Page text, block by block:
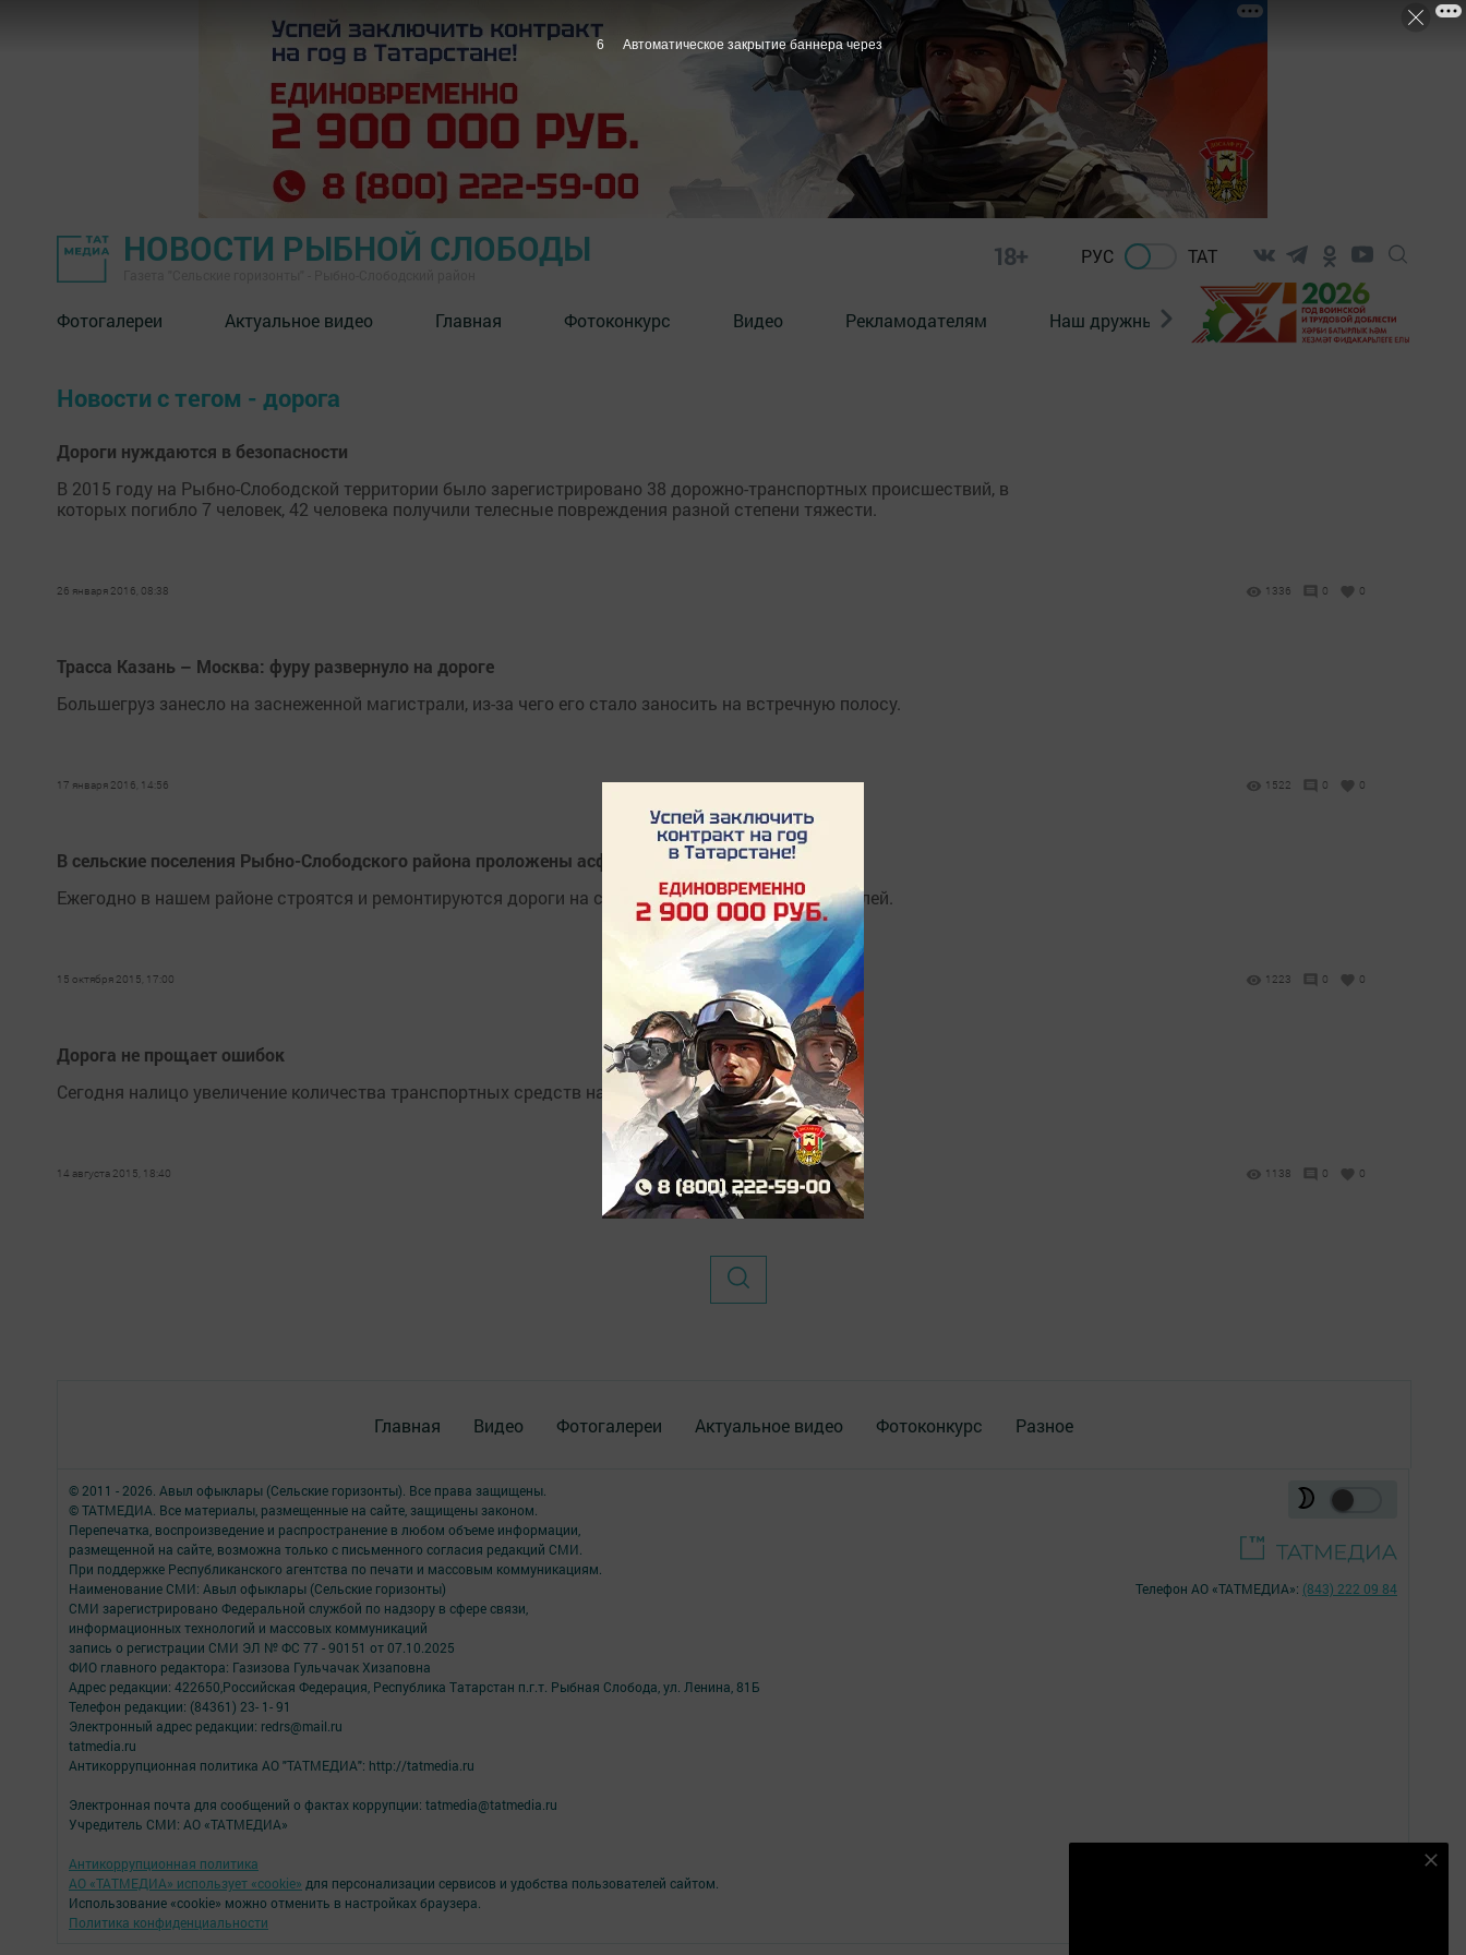
НОВОСТИ РЫБНОЙ СЛОБОДЫ 18+ РУС ТАТ
Фотогалереи Актуальное видео Главная Фотоконкурс Видео Рекламодателям Наш дружный коллектив Документы
Новости с тегом - дорога
Дороги нуждаются в безопасности
В 2015 году на Рыбно-Слободской территории было зарегистрировано 38 дорожно-транспортных происшествий, в
которых погибло 7 человек, 42 человека получили телесные повреждения разной степени тяжести.
26 января 2016, 08:38 1336 0 0
Трасса Казань – Москва: фуру развернуло на дороге
Большегруз занесло на заснеженной магистрали, из-за чего его стало заносить на встречную полосу.
17 января 2016, 14:56 1522 0 0
В сельские поселения Рыбно-Слободского района проложены асфальтовые дороги
Ежегодно в нашем районе строятся и ремонтируются дороги на сумму более 300 миллионов рублей.
15 октября 2015, 17:00 1223 0 0
Дорога не прощает ошибок
Сегодня налицо увеличение количества транспортных средств на дорогах.
14 августа 2015, 18:40 1138 0 0
Главная Видео Фотогалереи Актуальное видео Фотоконкурс Разное
© 2011 - 2026. Авыл офыклары (Сельские горизонты). Все права защищены.
© ТАТМЕДИА. Все материалы, размещенные на сайте, защищены законом.
Перепечатка, воспроизведение и распространение в любом объеме информации,
размещенной на сайте, возможна только с письменного согласия редакций СМИ.
При поддержке Республиканского агентства по печати и массовым коммуникациям.
Наименование СМИ: Авыл офыклары (Сельские горизонты)
СМИ зарегистрировано Федеральной службой по надзору в сфере связи,
информационных технологий и массовых коммуникаций
запись о регистрации СМИ ЭЛ № ФС 77 - 90151 от 07.10.2025
ФИО главного редактора: Газизова Гульчачак Хизаповна
Адрес редакции: 422650,Российская Федерация, Республика Татарстан п.г.т. Рыбная Слобода, ул. Ленина, 81Б
Телефон редакции: (84361) 23- 1- 91
Электронный адрес редакции: redrs@mail.ru
tatmedia.ru
Антикоррупционная политика АО "ТАТМЕДИА": http://tatmedia.ru
Электронная почта для сообщений о фактах коррупции: tatmedia@tatmedia.ru
Учредитель СМИ: АО «ТАТМЕДИА»
Антикоррупционная политика
АО «ТАТМЕДИА» использует «cookie» для персонализации сервисов и удобства пользователей сайтом.
Использование «cookie» можно отменить в настройках браузера.
Политика конфиденциальности
Телефон АО «ТАТМЕДИА»: (843) 222 09 84
6 Автоматическое закрытие баннера через